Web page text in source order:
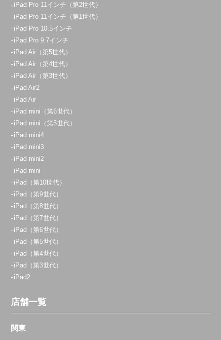
iPad Pro 11インチ（第2世代）
iPad Pro 11インチ（第1世代）
iPad Pro 10.5インチ
iPad Pro 9.7インチ
iPad Air（第5世代）
iPad Air（第4世代）
iPad Air（第3世代）
iPad Air2
iPad Air
iPad mini（第6世代）
iPad mini（第5世代）
iPad mini4
iPad mini3
iPad mini2
iPad mini
iPad（第10世代）
iPad（第9世代）
iPad（第8世代）
iPad（第7世代）
iPad（第6世代）
iPad（第5世代）
iPad（第4世代）
iPad（第3世代）
iPad2
店舗一覧
関東